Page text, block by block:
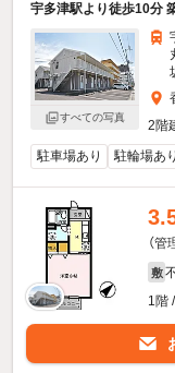
宇多津駅より徒歩10分
すべての写真
2階
駐車場あり
駐輪場あり
（管
敷
1階